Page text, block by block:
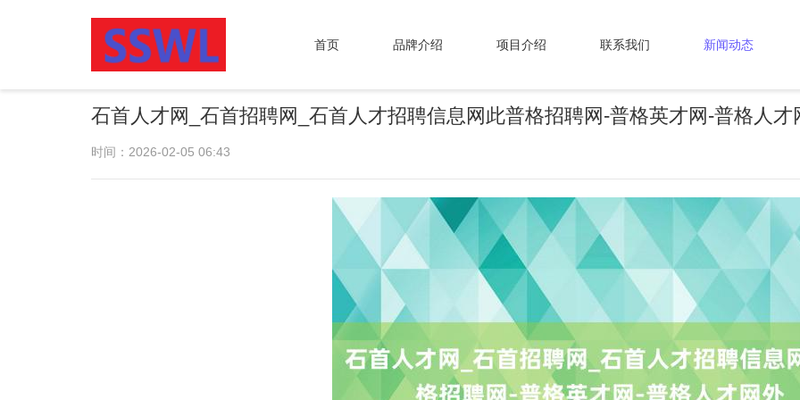
首页 品牌介绍 项目介绍 联系我们 新闻动态
石首人才网_石首招聘网_石首人才招聘信息网此普格招聘网-普格英才网-普格人才
时间：2026-02-05 06:43